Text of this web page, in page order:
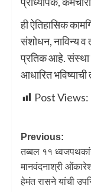
ही ऐतिहासिक
संशोधन, नाविन्य व
प्रतिक आहे. संस्था
आधारित
Post Views:
Previous:
तब्बल ११
मानवंदनाश्री
हेमंत रासने यांची